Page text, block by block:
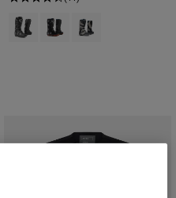
Product swatch type of Negro.
Product swatch type of
Product swatch